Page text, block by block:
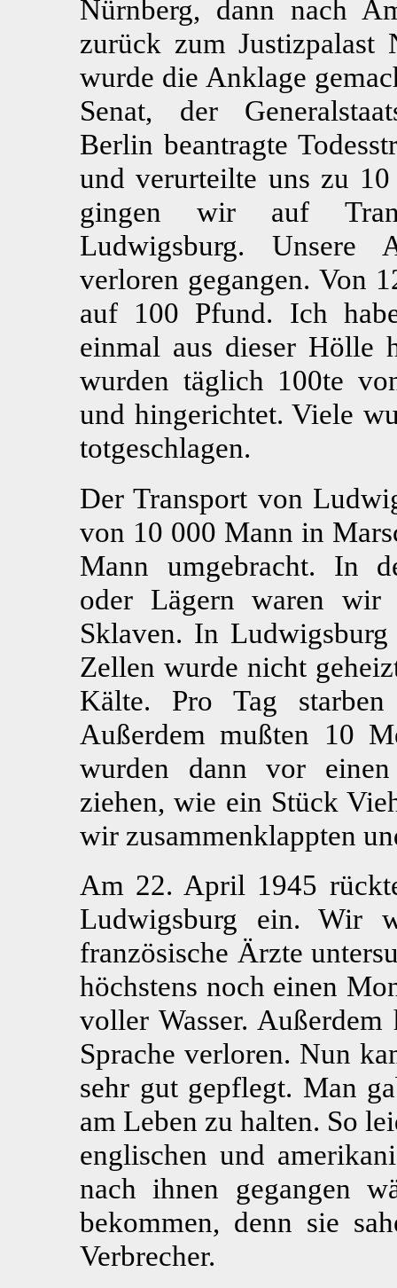
Nürnberg, dann nach
zurück zum Justizpalast
wurde die Anklage
Senat, der
Berlin beantragte
und verurteilte uns zu
gingen wir auf
Ludwigsburg. Unsere
verloren gegangen. Von
auf 100 Pfund. Ich
einmal aus dieser Hölle
wurden täglich 100te
und hingerichtet. Viele
totgeschlagen.
Der Transport von
von 10 000 Mann in
Mann umgebracht. In
oder Lägern waren wir
Sklaven. In
Zellen wurde nicht
Kälte. Pro Tag
Außerdem mußten 10
wurden dann vor
ziehen, wie ein Stück
wir zusammenklappten
Am 22. April 1945
Ludwigsburg ein. Wir
französische Ärzte
höchstens noch einen
voller Wasser.
Sprache verloren. Nun
sehr gut gepflegt. Man
am Leben zu halten. So
englischen und
nach ihnen gegangen
bekommen, denn sie
Verbrecher.